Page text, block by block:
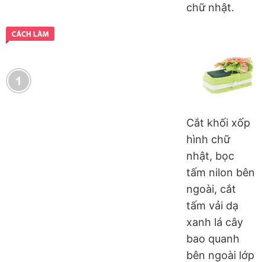
chữ nhật.
Cắt khối xốp
hình chữ
nhật, bọc
tấm nilon bên
ngoài, cắt
tấm vải dạ
xanh lá cây
bao quanh
bên ngoài lớp